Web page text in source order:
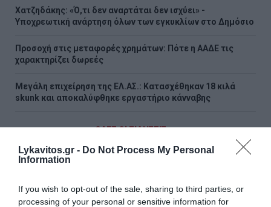
Lykavitos.gr - Do Not Process My Personal
Information
If you wish to opt-out of the sale, sharing to third parties, or
processing of your personal or sensitive information for
Χατζηδάκης: «Ό,τι δεν αναρτάται δεν ισχύει» -
Υποχρεωτική ανάρτηση όλων των εγκυκλίων στο Δημόσιο
Προσοχή στις μεταφορές χρημάτων: Πότε η ΑΑΔΕ τις
χαρακτηρίζει δωρεές
Μεγάλη επιχείρηση της ΕΛ.ΑΣ.: Κατασχέθηκαν 18 κιλά
skunk και αποκαλύφθηκε εργαστήριο κάνναβης
ΟΛΕΣ ΟΙ ΕΙΔΗΣΕΙΣ →
διαβάστε ακόμη